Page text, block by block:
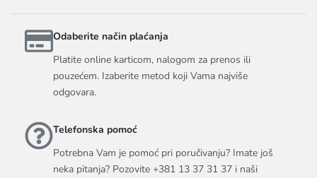
Odaberite način plaćanja
Platite online karticom, nalogom za prenos ili
pouzećem. Izaberite metod koji Vama najviše
odgovara.
Telefonska pomoć
Potrebna Vam je pomoć pri poručivanju? Imate još
neka pitanja? Pozovite +381 13 37 31 37 i naši